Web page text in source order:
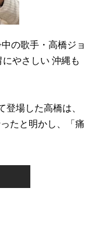
の歌手・高橋ジョ
やさしい 沖縄も
場した高橋は、
たと明かし、「痛